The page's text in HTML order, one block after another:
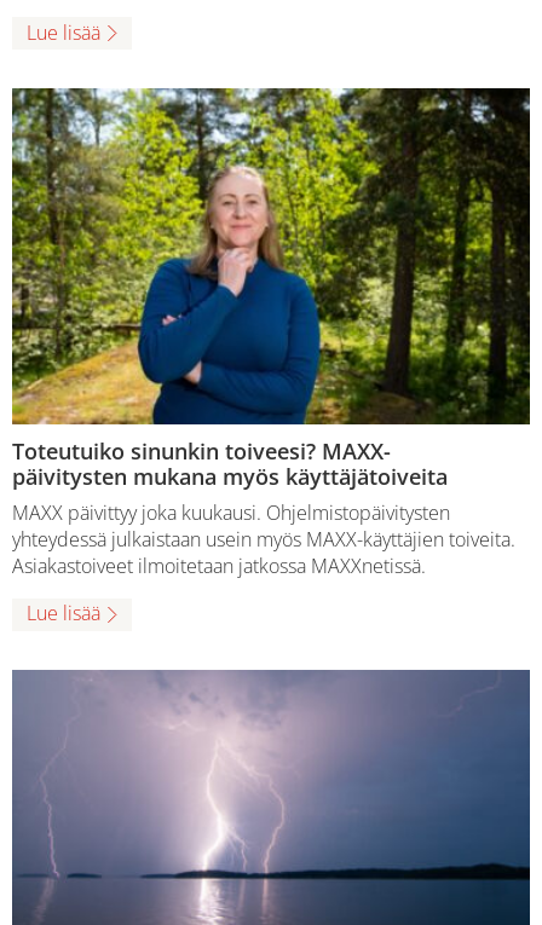
Lue lisää
Toteutuiko sinunkin toiveesi? MAXX-
päivitysten mukana myös käyttäjätoiveita
MAXX päivittyy joka kuukausi. Ohjelmistopäivitysten
yhteydessä julkaistaan usein myös MAXX-käyttäjien toiveita.
Asiakastoiveet ilmoitetaan jatkossa MAXXnetissä.
Lue lisää